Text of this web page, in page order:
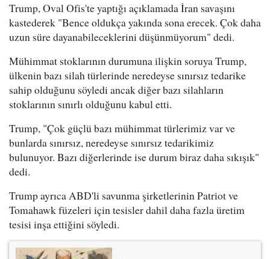
Trump, Oval Ofis'te yaptığı açıklamada İran savaşını
kastederek "Bence oldukça yakında sona erecek. Çok daha
uzun süre dayanabileceklerini düşünmüyorum" dedi.
Mühimmat stoklarının durumuna ilişkin soruya Trump,
ülkenin bazı silah türlerinde neredeyse sınırsız tedarike
sahip olduğunu söyledi ancak diğer bazı silahların
stoklarının sınırlı olduğunu kabul etti.
Trump, "Çok güçlü bazı mühimmat türlerimiz var ve
bunlarda sınırsız, neredeyse sınırsız tedarikimiz
bulunuyor. Bazı diğerlerinde ise durum biraz daha sıkışık"
dedi.
Trump ayrıca ABD'li savunma şirketlerinin Patriot ve
Tomahawk füzeleri için tesisler dahil daha fazla üretim
tesisi inşa ettiğini söyledi.